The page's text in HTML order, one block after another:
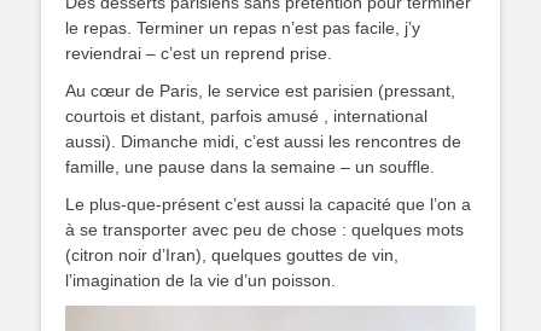
le repas. Terminer un repas n’est pas facile, j’y
reviendrai – c’est un reprend prise.
Au cœur de Paris, le service est parisien (pressant,
courtois et distant, parfois amusé , international
aussi). Dimanche midi, c’est aussi les rencontres de
famille, une pause dans la semaine – un souffle.
Le plus-que-présent c’est aussi la capacité que l’on a
à se transporter avec peu de chose : quelques mots
(citron noir d’Iran), quelques gouttes de vin,
l’imagination de la vie d’un poisson.